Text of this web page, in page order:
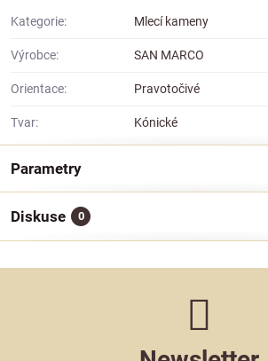
Kategorie: Mlecí kameny
Výrobce: SAN MARCO
Orientace: Pravotočivé
Tvar: Kónické
Parametry
Diskuse 0